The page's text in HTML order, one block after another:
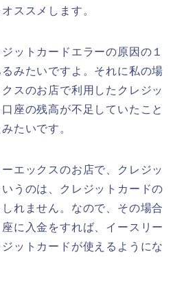
ススメします。
ットカードエラーの原因の１
みたいですよ。それに私の場
スのお店で利用したクレジッ
座の残高が不足していたこと
たいです。
エックスのお店で、クレジッ
うのは、クレジットカードの
れません。なので、その場合
に入金をすれば、イースリー
ットカードが使えるようにな